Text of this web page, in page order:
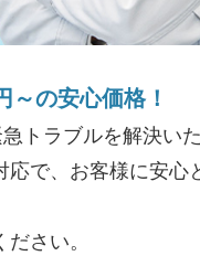
の安心価格！
トラブルを解決い
で、お客様に安心
さい。